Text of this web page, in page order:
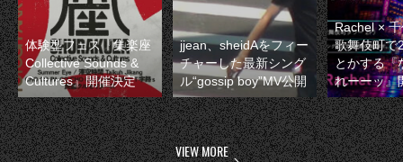
体験型フェス『集楽座
Collective Sounds &
Cultures』開催決定
jjean、sheidAをフィー
チャーした最新シング
ル“gossip boy”MV公開
Rachel ×
歌舞伎町で
とかする『
れーーッ』
VIEW MORE